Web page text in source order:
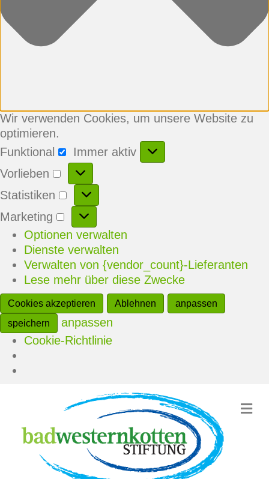
Wir verwenden Cookies, um unsere Website zu
optimieren.
Funktional
Funktional
Immer aktiv
Vorlieben
Vorlieben
Statistiken
Statistiken
Marketing
Marketing
Optionen verwalten
Dienste verwalten
Verwalten von {vendor_count}-Lieferanten
Lese mehr über diese Zwecke
Cookies akzeptieren Ablehnen
anpassen
speichern
anpassen
Cookie-Richtlinie